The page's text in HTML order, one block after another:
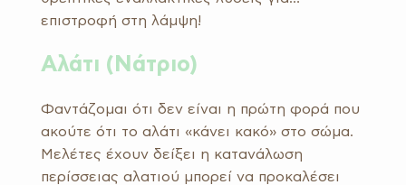
επιστροφή στη λάμψη!
Αλάτι (Νάτριο)
Φαντάζομαι ότι δεν είναι η πρώτη φορά που
ακούτε ότι το αλάτι «κάνει κακό» στο σώμα.
Μελέτες έχουν δείξει η κατανάλωση
περίσσειας αλατιού μπορεί να προκαλέσει